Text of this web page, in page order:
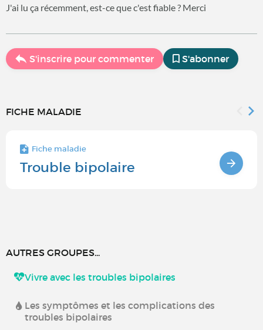
J'ai lu ça récemment, est-ce que c'est fiable ? Merci
S'inscrire pour commenter S'abonner
FICHE MALADIE
Fiche maladie
Trouble bipolaire
AUTRES GROUPES...
Vivre avec les troubles bipolaires
Les symptômes et les complications des
troubles bipolaires